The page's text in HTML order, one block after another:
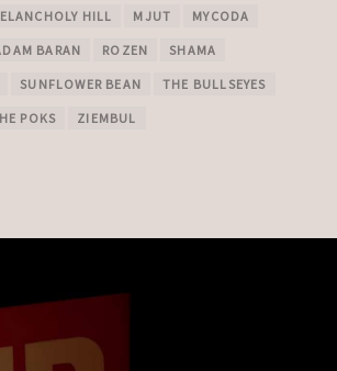
HILL MJUT MYCODA
BARAN ROZEN SHAMA
SUNFLOWER BEAN THE BULLSEYES
POKS ZIEMBUL